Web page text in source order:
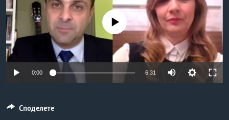
ИНТЕРВЈУА
Јазици No media source currently available
0:00 6:31
Споделете